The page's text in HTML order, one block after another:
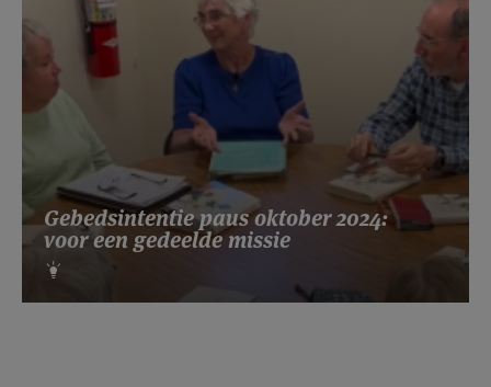
Gebedsintentie paus oktober 2024:
voor een gedeelde missie